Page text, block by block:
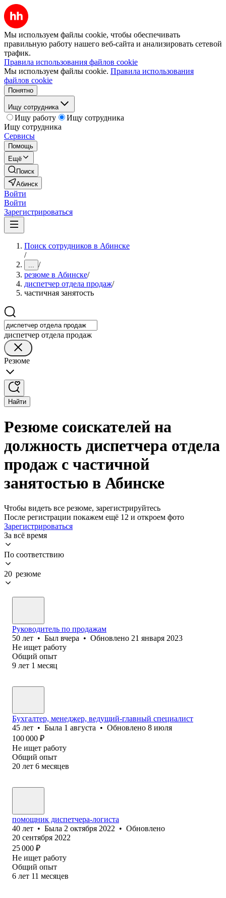
Мы используем файлы cookie, чтобы обеспечивать
правильную работу нашего веб-сайта и анализировать сетевой
трафик.
Правила использования файлов cookie
Мы используем файлы cookie. Правила использования
файлов cookie
Понятно
Ищу сотрудника
Ищу работу
Ищу сотрудника
Ищу сотрудника
Сервисы
Помощь
Ещё
Поиск
Абинск
Войти
Войти
Зарегистрироваться
Поиск сотрудников в Абинске
/
... /
резюме в Абинске/
диспетчер отдела продаж/
частичная занятость
диспетчер отдела продаж
Резюме
Найти
Резюме соискателей на
должность диспетчера отдела
продаж с частичной
занятостью в Абинске
Чтобы видеть все резюме, зарегистрируйтесь
После регистрации покажем ещё 12 и откроем фото
Зарегистрироваться
За всё время
По соответствию
20 резюме
Руководитель по продажам
50 лет • Был вчера • Обновлено 21 января 2023
Не ищет работу
Общий опыт
9 лет 1 месяц
Бухгалтер, менеджер, ведущий-главный специалист
45 лет • Была 1 августа • Обновлено 8 июля
100 000 ₽
Не ищет работу
Общий опыт
20 лет 6 месяцев
помощник диспетчера-логиста
40 лет • Была 2 октября 2022 • Обновлено
20 сентября 2022
25 000 ₽
Не ищет работу
Общий опыт
6 лет 11 месяцев